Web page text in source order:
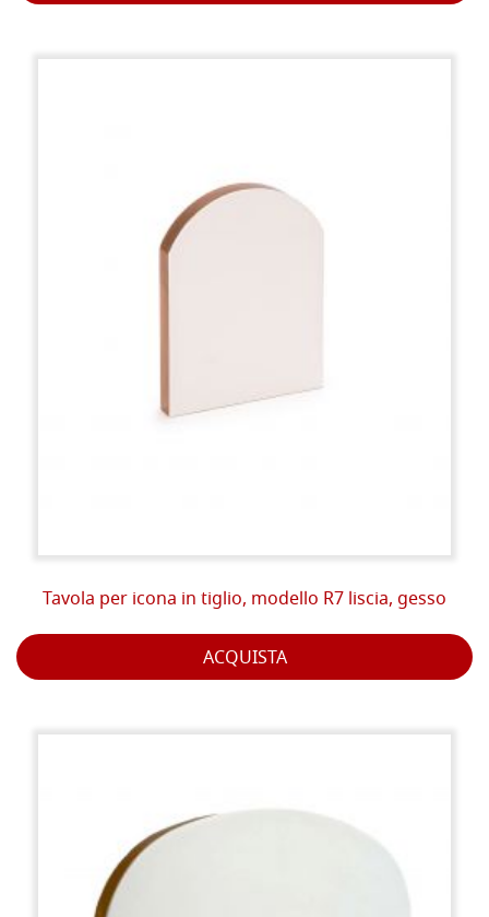
Tavola per icona in tiglio, modello R7 liscia, gesso
ACQUISTA